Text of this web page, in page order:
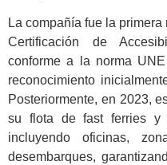
La compañía fue la
Certificación de
conforme a la norma
reconocimiento
Posteriormente, en 2023,
su flota de fast ferries y
incluyendo oficinas,
desembarques,